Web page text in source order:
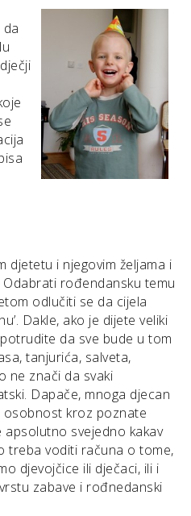
djetetu i njegovim željama i
rođendansku temu
odlučiti se da cijela
Dakle, ako je dijete veliki
da sve bude u tom
tanjurića, salveta,
ne znači da svaki
Dapače, mnoga djecan
osobnost kroz poznate
apsolutno svejedno kakav
treba voditi računa o tome,
djevojčice ili dječaci, ili i
zabave i rođnedanski